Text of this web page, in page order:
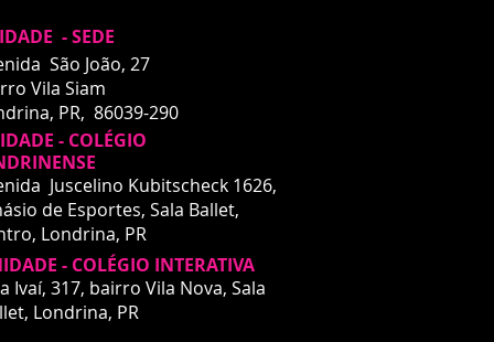
São João, 27
Vila Siam
PR, 86039-290
- SEDE
- INTERATIVA
Ivaí, 317
Vila Nova
- COLÉGIO
Juscelino Kubitscheck 1626,
de Esportes, Sala Ballet,
Londrina, PR
- COLÉGIO INTERATIVA
Ivaí, 317, bairro Vila Nova, Sala
Londrina, PR